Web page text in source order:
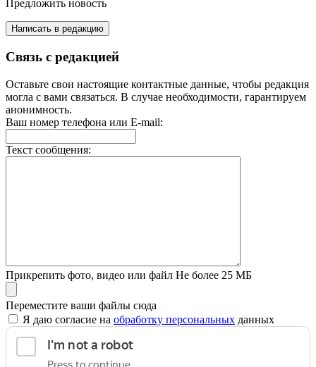
Предложить новость
Написать в редакцию
Связь с редакцией
Оставьте свои настоящие контактные данные, чтобы редакция
могла с вами связаться. В случае необходимости, гарантируем
анонимность.
Ваш номер телефона или E-mail:
Текст сообщения:
Прикрепить фото, видео или файл Не более 25 МБ
Переместите ваши файлы сюда
Я даю согласие на обработку персональных данных